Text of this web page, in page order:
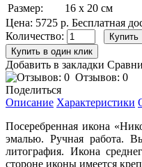
Размер:
16 х 20 см
Цена: 5725 р. Бесплатная
Количество:
Добавить в закладки
Отзывов: 0
Поделиться
Описание Характеристики
Посеребренная икона
эмалью. Ручная работа.
литография. Икона
стороне иконы имеется